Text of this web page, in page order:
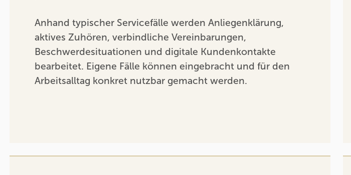
Anhand typischer Servicefälle werden Anliegenklärung,
aktives Zuhören, verbindliche Vereinbarungen,
Beschwerdesituationen und digitale Kundenkontakte
bearbeitet. Eigene Fälle können eingebracht und für den
Arbeitsalltag konkret nutzbar gemacht werden.